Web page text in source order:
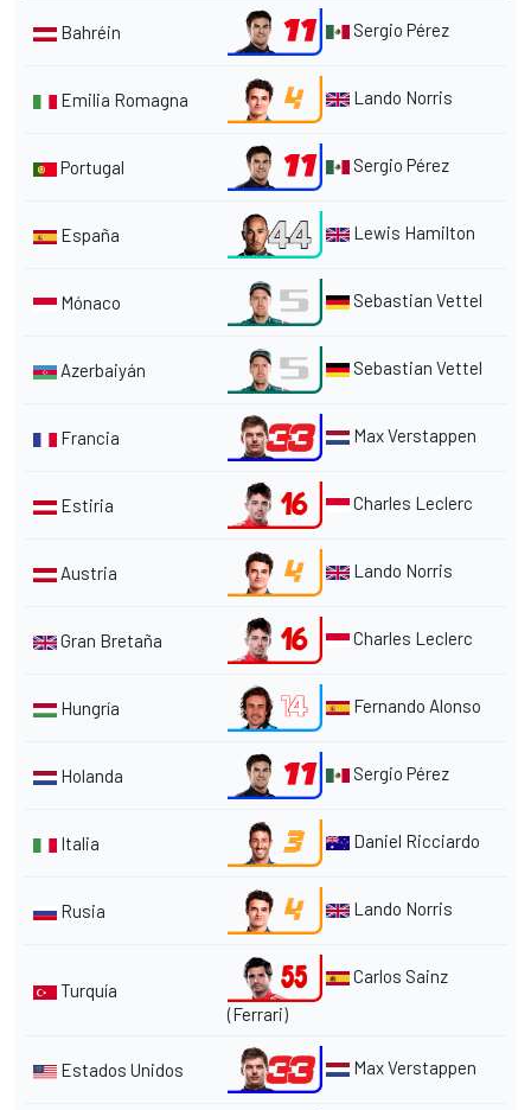
Bahréin Sergio Pérez
Emilia Romagna Lando Norris
Portugal Sergio Pérez
España Lewis Hamilton
Mónaco Sebastian Vettel
Azerbaiyán Sebastian Vettel
Francia Max Verstappen
Estiria Charles Leclerc
Austria Lando Norris
Gran Bretaña Charles Leclerc
Hungría Fernando Alonso
Holanda Sergio Pérez
Italia Daniel Ricciardo
Rusia Lando Norris
Turquía
Carlos Sainz
(Ferrari)
Estados Unidos Max Verstappen